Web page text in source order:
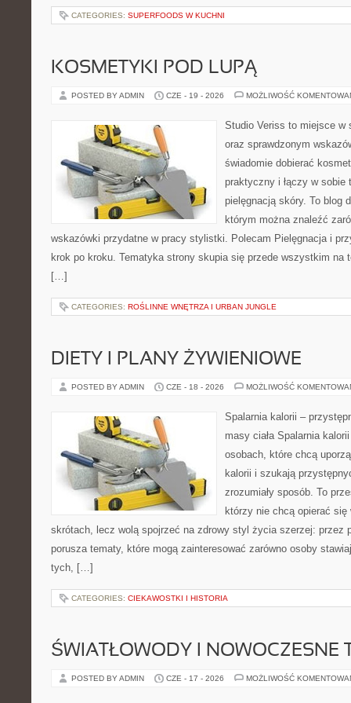
CATEGORIES: SUPERFOODS W KUCHNI
KOSMETYKI POD LUPĄ
POSTED BY ADMIN CZE - 19 - 2026 MOŻLIWOŚĆ
Studio Veriss to miejsce w
oraz sprawdzonym
świadomie dobierać
praktyczny i łączy w sobie
pielęgnacją skóry. To blog
którym można znaleźć
wskazówki przydatne w pracy stylistki. Polecam Pielęgnacja i
krok po kroku. Tematyka strony skupia się przede wszystkim na
[…]
CATEGORIES: ROŚLINNE WNĘTRZA I URBAN JUNGLE
DIETY I PLANY ŻYWIENIOWE
POSTED BY ADMIN CZE - 18 - 2026 MOŻLIWOŚĆ
Spalarnia kalorii –
masy ciała Spalarnia
osobach, które chcą
kalorii i szukają
zrozumiały sposób. To
którzy nie chcą opierać się
skrótach, lecz wolą spojrzeć na zdrowy styl życia szerzej: przez
porusza tematy, które mogą zainteresować zarówno osoby
tych, […]
CATEGORIES: CIEKAWOSTKI I HISTORIA
ŚWIATŁOWODY I NOWOCZESNE
POSTED BY ADMIN CZE - 17 - 2026 MOŻLIWOŚĆ